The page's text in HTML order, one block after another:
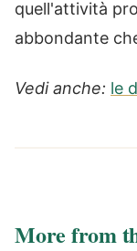
quell'attività
abbondante
Vedi anche: le
More from